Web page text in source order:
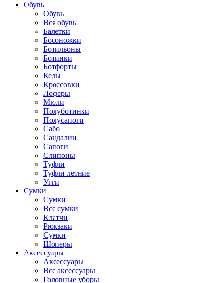
Обувь
Обувь
Вся обувь
Балетки
Босоножки
Ботильоны
Ботинки
Ботфорты
Кеды
Кроссовки
Лоферы
Мюли
Полуботинки
Полусапоги
Сабо
Сандалии
Сапоги
Слипоны
Туфли
Туфли летние
Угги
Сумки
Сумки
Все сумки
Клатчи
Рюкзаки
Сумки
Шоперы
Аксессуары
Аксессуары
Все аксессуары
Головные уборы